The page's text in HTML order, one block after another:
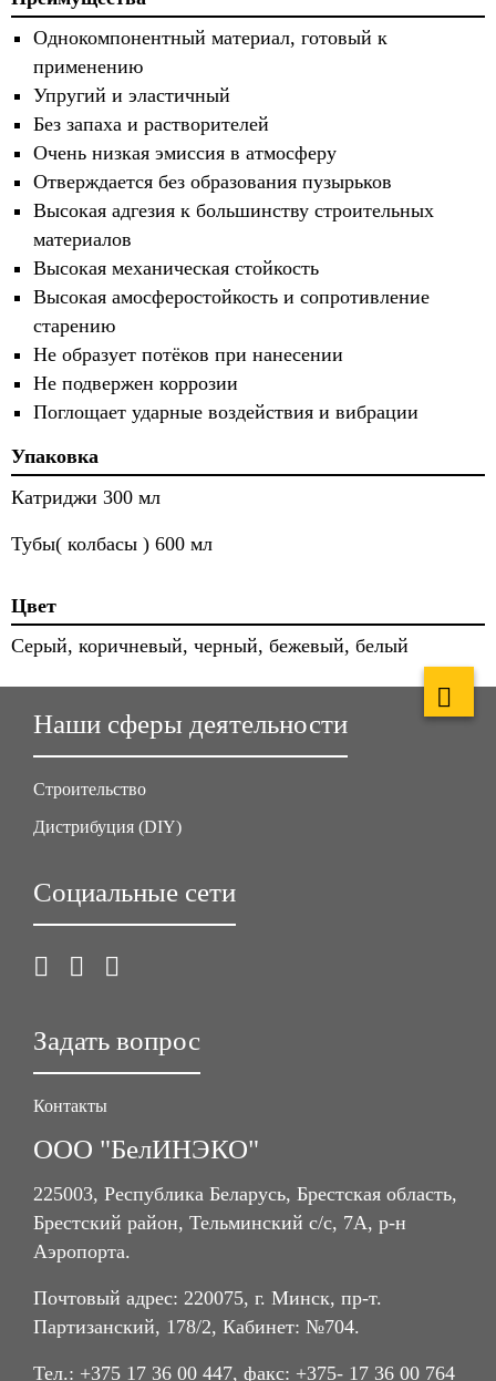
Однокомпонентный материал, готовый к
применению
Упругий и эластичный
Без запаха и растворителей
Очень низкая эмиссия в атмосферу
Отверждается без образования пузырьков
Высокая адгезия к большинству строительных
материалов
Высокая механическая стойкость
Высокая амосферостойкость и сопротивление
старению
Не образует потёков при нанесении
Не подвержен коррозии
Поглощает ударные воздействия и вибрации
Упаковка
Катриджи 300 мл
Тубы( колбасы ) 600 мл
Цвет
Серый, коричневый, черный, бежевый, белый
Наши сферы деятельности
Строительство
Дистрибуция (DIY)
Социальные сети
Задать вопрос
Контакты
ООО "БелИНЭКО"
225003, Республика Беларусь, Брестская область,
Брестский район, Тельминский с/с, 7А, р-н
Аэропорта.
Почтовый адрес: 220075, г. Минск, пр-т.
Партизанский, 178/2, Кабинет: №704.
Тел.: +375 17 36 00 447, факс: +375- 17 36 00 764